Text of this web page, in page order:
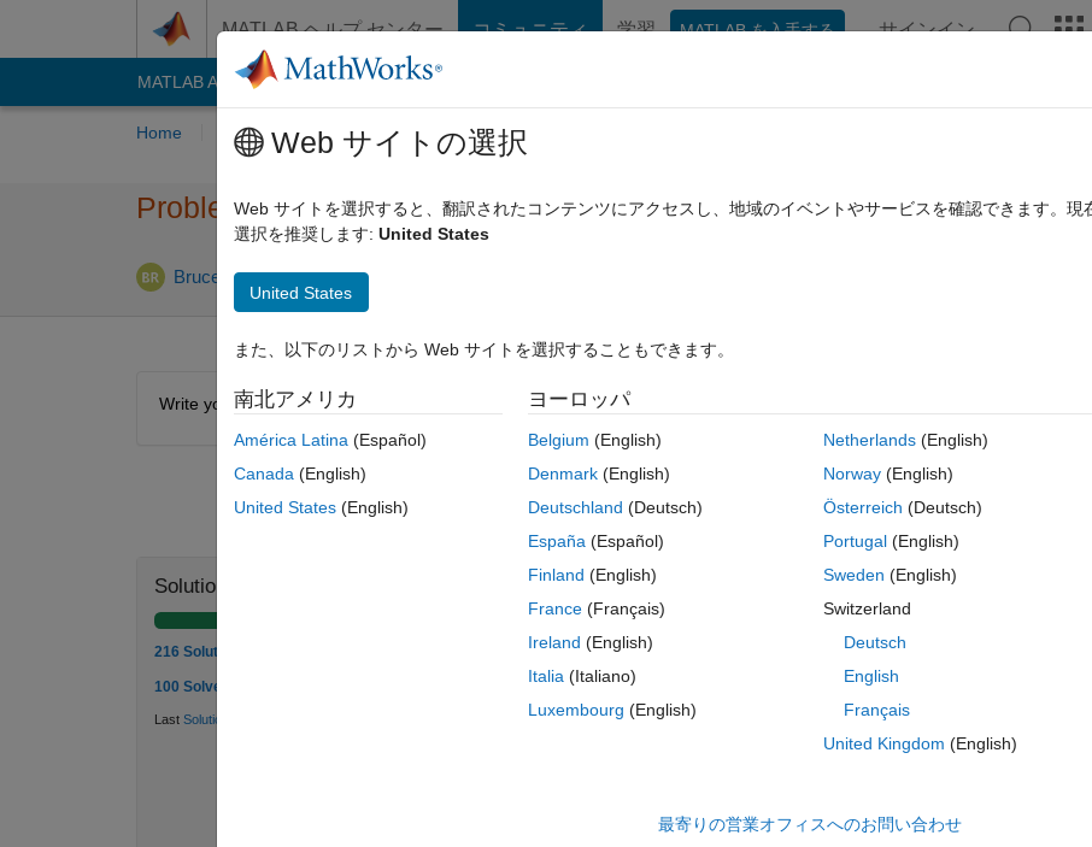
MATLAB ヘルプ センター コミュニティ 学習 MATLAB を入手する サインイン
MATLAB Answers File Exchange
Home Problem Groups Problems Players
Problem 1520. Frobenius Norm
Bruce Raine 100 solvers
Write your own version of Frobenius Norm without using the 'norm' function.
Solution Stats
216 Solutions
100 Solvers
Last Solution
60
80
Web サイトの選択
Web サイトを選択すると、翻訳されたコンテンツにアクセスし、地域のイベントやサービスを確認できます。
選択を推奨します: United States
United States
また、以下のリストから Web サイトを選択することもできます。
南北アメリカ
América Latina (Español)
Canada (English)
United States (English)
ヨーロッパ
Belgium (English)
Denmark (English)
Deutschland (Deutsch)
España (Español)
Finland (English)
France (Français)
Ireland (English)
Italia (Italiano)
Luxembourg (English)
Netherlands(English)
Norway(English)
Österreich (Deutsch)
Portugal(English)
Sweden (English)
Switzerland
Deutsch
English
Français
United Kingdom (English)
最寄りの営業オフィスへのお問い合わせ